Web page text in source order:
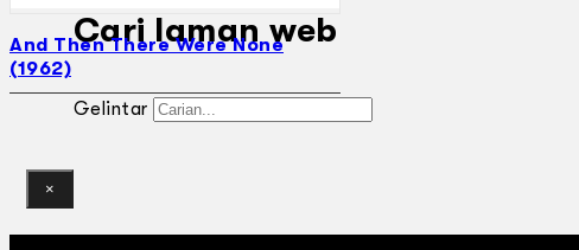
Cari laman web
Gelintar
×
And Then There Were None
(1962)